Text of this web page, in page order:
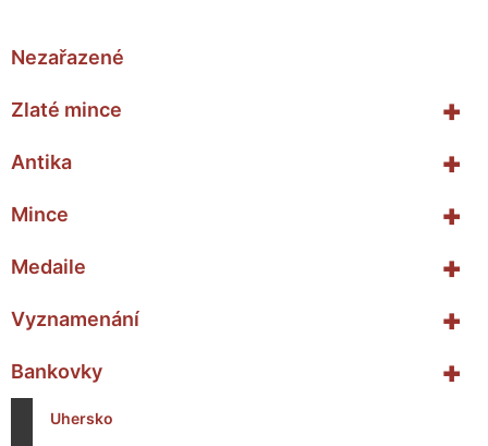
Nezařazené
+
Zlaté mince
+
Antika
+
Mince
+
Medaile
+
Vyznamenání
+
Bankovky
Uhersko